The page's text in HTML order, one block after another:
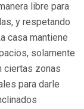
libre para
y respetando
casa mantiene
solamente
ciertas zonas
para darle